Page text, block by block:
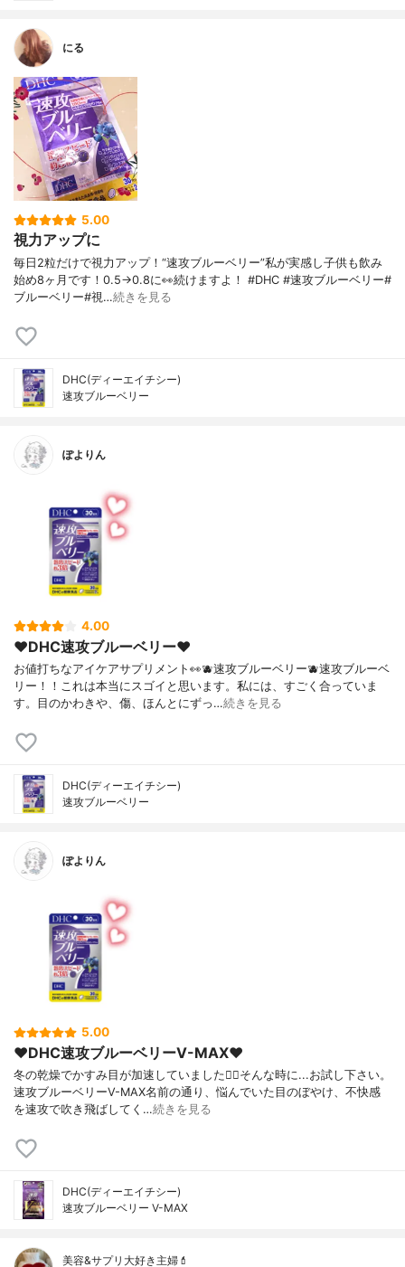
にる
5.00
視力アップに
毎日2粒だけで視力アップ！“速攻ブルーベリー”私が実感し子供も飲み
始め8ヶ月です！0.5→0.8に👀続けますよ！ #DHC #速攻ブルーベリー#
ブルーベリー#視…続きを見る
DHC(ディーエイチシー)
速攻ブルーベリー
ぽよりん
4.00
❤︎DHC速攻ブルーベリー❤︎
お値打ちなアイケアサプリメント👀🫐速攻ブルーベリー🫐速攻ブルーベ
リー！！これは本当にスゴイと思います。私には、すごく合っていま
す。目のかわきや、傷、ほんとにずっ…続きを見る
DHC(ディーエイチシー)
速攻ブルーベリー
ぽよりん
5.00
❤︎DHC速攻ブルーベリーV-MAX❤︎
冬の乾燥でかすみ目が加速していました😵‍💫そんな時に...お試し下さい。
速攻ブルーベリーV-MAX名前の通り、悩んでいた目のぼやけ、不快感
を速攻で吹き飛ばしてく…続きを見る
DHC(ディーエイチシー)
速攻ブルーベリー V-MAX
美容&サプリ大好き主婦💄